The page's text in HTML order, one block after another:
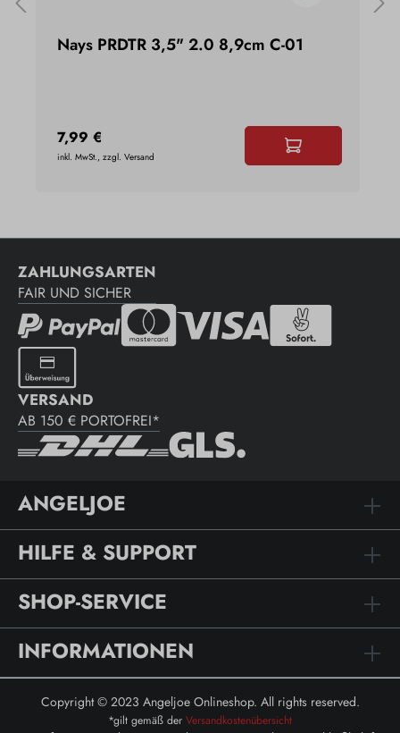
Nays PRDTR 3,5" 2.0 8,9cm C-01
7,99 €
inkl. MwSt., zzgl. Versand
ZAHLUNGSARTEN
FAIR UND SICHER
VERSAND
AB 150 € PORTOFREI*
ANGELJOE
HILFE & SUPPORT
SHOP-SERVICE
INFORMATIONEN
Copyright © 2023 Angeljoe Onlineshop. All rights reserved.
*gilt gemäß der Versandkostenübersicht